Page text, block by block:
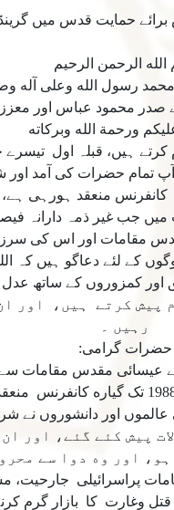
برائے حمایت قدس میں
الرحمن الرحيم
محمد رسول الله وعلى
محمود عباس اور معزز
ورحمة الله وبركاته
كرتے ہيں، قبلہ اول
تمام حضرات كى آمد
منعقد ہورہى
جب غير ذمہ دارانہ
مقامات اور اس كى
كے لئے دعاگو ہيں كہ
كمزوروں كے ساتھ عدل
پيش كرتے ہيں، اور
رہيں ۔
حضرات گرامى:
اور قدس كے عيسائى مقدس
اور جب ميں نے ان پر نظر ڈالى تو معلوم ہوا
عالموں اور دانشوروں نے
پيش كئے گئے، اور
اور وه دوا سے
پراسرائيلى جارحيت،
كا بازار گرم